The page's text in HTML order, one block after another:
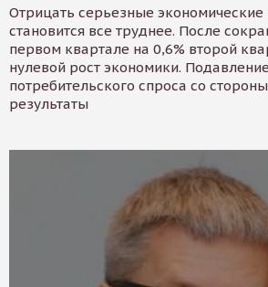
Отрицать серьезные
становится все труднее. После
первом квартале на 0,6% второй
нулевой рост экономики.
потребительского спроса со
результаты